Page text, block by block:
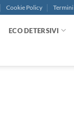
Cookie Policy
ECO DETERSIVI